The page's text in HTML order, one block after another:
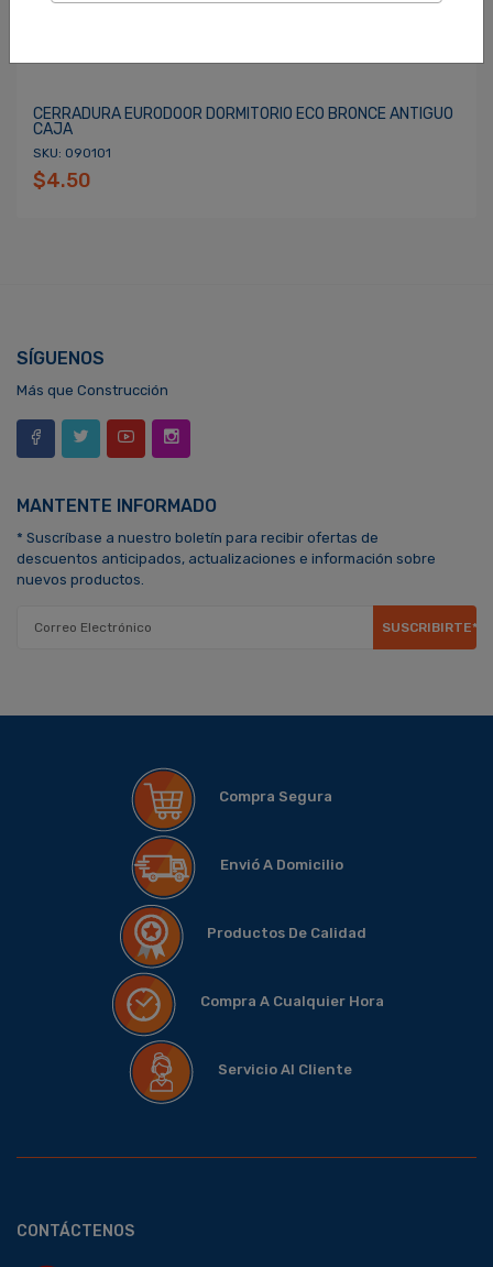
CERRADURA EURODOOR DORMITORIO ECO BRONCE ANTIGUO
CAJA
SKU: 090101
$4.50
SÍGUENOS
Más que Construcción
MANTENTE INFORMADO
* Suscríbase a nuestro boletín para recibir ofertas de
descuentos anticipados, actualizaciones e información sobre
nuevos productos.
SUSCRIBIRTE*
Compra Segura
Envió A Domicilio
Productos De Calidad
Compra A Cualquier Hora
Servicio Al Cliente
CONTÁCTENOS